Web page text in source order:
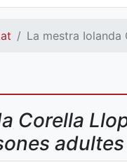
La mestra
Corella
adultes